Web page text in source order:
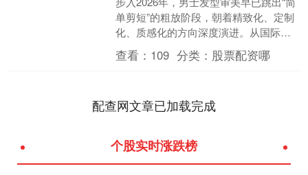
单剪短”的粗放阶段，朝着精致化、定制
化、质感化的方向深度演进。从国际秀
场的前沿风向，到国内街头的日常呈
现，男士发型不再是....
查看： 109 分类： 股票配资哪
配查网文章已加载完成
个股实时涨跌榜